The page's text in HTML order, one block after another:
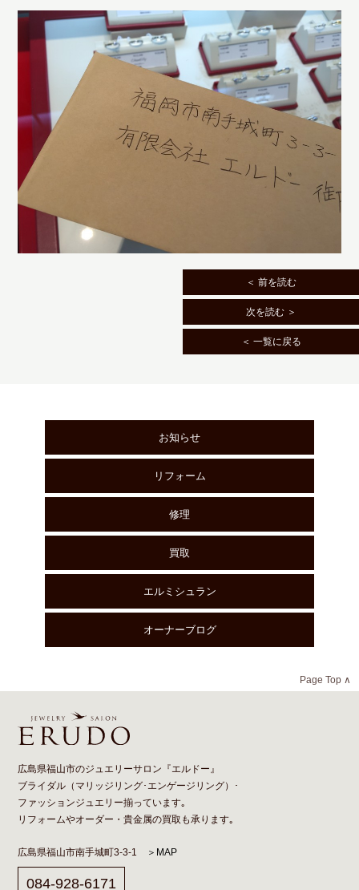
＜ 前を読む
次を読む ＞
＜ 一覧に戻る
お知らせ
リフォーム
修理
買取
エルミシュラン
オーナーブログ
Page Top ∧
広島県福山市のジュエリーサロン『エルドー』
ブライダル（ マリッジリング･ エンゲージリング）･
ファッションジュエリー揃っています｡
リフォームやオーダー ・貴金属の買取も承ります｡
広島県福山市南手城町3-3-1 ＞MAP
084-928-6171